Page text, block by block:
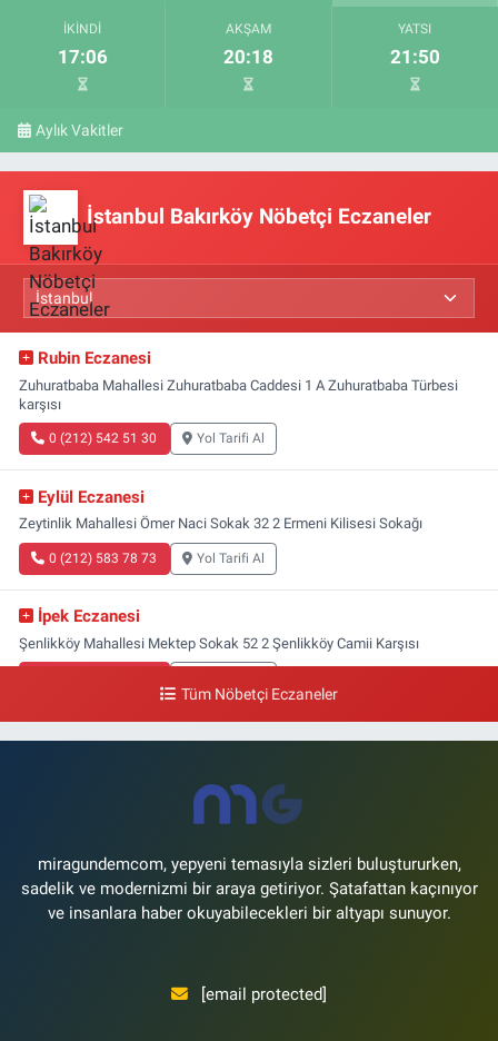
İKINDI
17:06
AKŞAM
20:18
YATSI
21:50
Aylık Vakitler
İstanbul Bakırköy Nöbetçi Eczaneler
Rubin Eczanesi
Zuhuratbaba Mahallesi Zuhuratbaba Caddesi 1 A Zuhuratbaba Türbesi
karşısı
0 (212) 542 51 30 Yol Tarifi Al
Eylül Eczanesi
Zeytinlik Mahallesi Ömer Naci Sokak 32 2 Ermeni Kilisesi Sokağı
0 (212) 583 78 73 Yol Tarifi Al
İpek Eczanesi
Şenlikköy Mahallesi Mektep Sokak 52 2 Şenlikköy Camii Karşısı
Gün Eczanesi
Yol Tarifi Al
Tüm Nöbetçi Eczaneler
miragundemcom, yepyeni temasıyla sizleri buluştururken,
sadelik ve modernizmi bir araya getiriyor. Şatafattan kaçınıyor
ve insanlara haber okuyabilecekleri bir altyapı sunuyor.
[email protected]